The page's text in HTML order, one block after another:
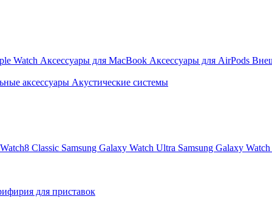
Watch Аксессуары для MacBook Аксессуары для AirPods
аксессуары Акустические системы
Classic Samsung Galaxy Watch Ultra Samsung Galaxy
для приставок